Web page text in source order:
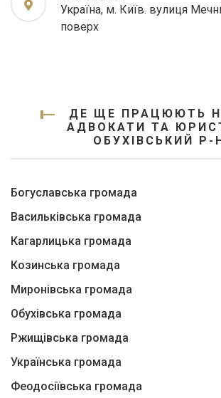
Україна, м. Київ. вулиця
поверх
ДЕ ЩЕ ПРАЦЮЮТЬ
АДВОКАТИ ТА
ОБУХІВСЬКИЙ Р-
Богуславська громада
Васильківська громада
Кагарлицька громада
Козинська громада
Миронівська громада
Обухівська громада
Ржищівська громада
Українська громада
Феодосіївська громада